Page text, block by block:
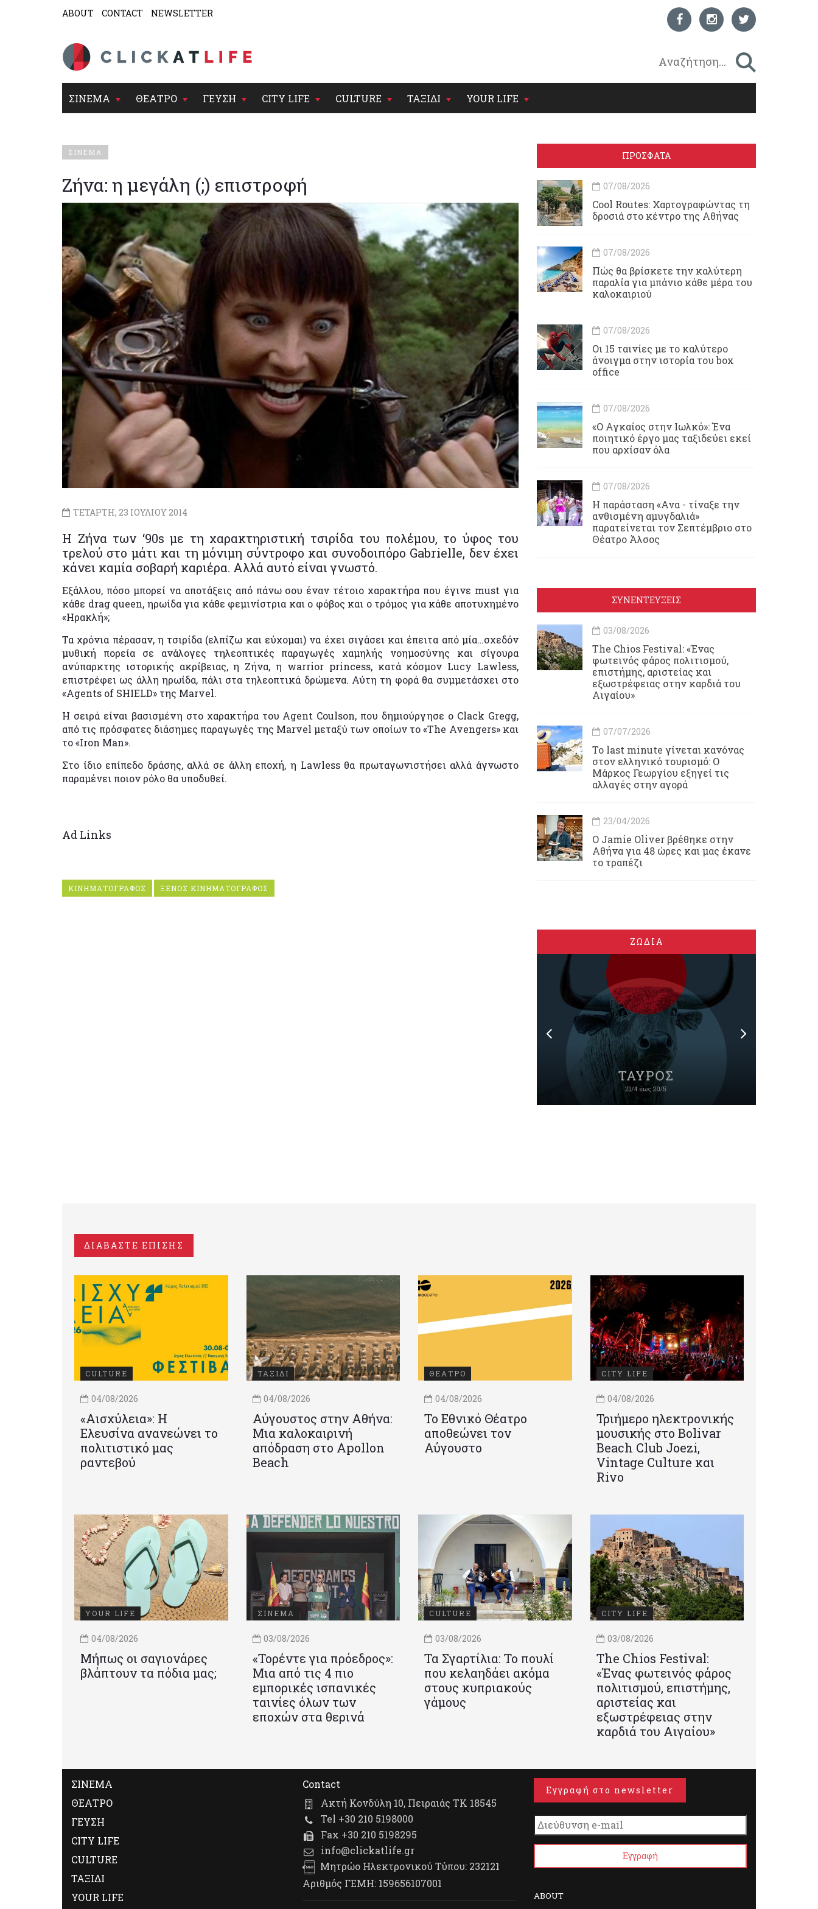
ABOUT CONTACT NEWSLETTER
ΣΙΝΕΜΑ ΘΕΑΤΡΟ ΓΕΥΣΗ CITY LIFE CULTURE ΤΑΞΙΔΙ YOUR LIFE
ΣΙΝΕΜΑ
Ζήνα: η μεγάλη (;) επιστροφή
ΤΕΤΑΡΤΗ, 23 ΙΟΥΛΙΟΥ 2014
Η Ζήνα των ‘90s με τη χαρακτηριστική τσιρίδα του πολέμου, το ύφος του
τρελού στο μάτι και τη μόνιμη σύντροφο και συνοδοιπόρο Gabrielle, δεν έχει
κάνει καμία σοβαρή καριέρα. Αλλά αυτό είναι γνωστό.
Εξάλλου, πόσο μπορεί να αποτάξεις από πάνω σου έναν τέτοιο χαρακτήρα που έγινε must για
κάθε drag queen, ηρωίδα για κάθε φεμινίστρια και ο φόβος και ο τρόμος για κάθε αποτυχημένο
«Ηρακλή»;
Τα χρόνια πέρασαν, η τσιρίδα (ελπίζω και εύχομαι) να έχει σιγάσει και έπειτα από μία…σχεδόν
μυθική πορεία σε ανάλογες τηλεοπτικές παραγωγές χαμηλής νοημοσύνης και σίγουρα
ανύπαρκτης ιστορικής ακρίβειας, η Ζήνα, η warrior princess, κατά κόσμον Lucy Lawless,
επιστρέφει ως άλλη ηρωίδα, πάλι στα τηλεοπτικά δρώμενα. Αύτη τη φορά θα συμμετάσχει στο
«Agents of SHIELD» της Marvel.
Η σειρά είναι βασισμένη στο χαρακτήρα του Agent Coulson, που δημιούργησε ο Clack Gregg,
από τις πρόσφατες διάσημες παραγωγές της Μarvel μεταξύ των οποίων το «The Avengers» και
το «Iron Man».
Στο ίδιο επίπεδο δράσης, αλλά σε άλλη εποχή, η Lawless θα πρωταγωνιστήσει αλλά άγνωστο
παραμένει ποιον ρόλο θα υποδυθεί.
Ad Links
ΚΙΝΗΜΑΤΟΓΡΑΦΟΣ ΞΕΝΟΣ ΚΙΝΗΜΑΤΟΓΡΑΦΟΣ
ΠΡΟΣΦΑΤΑ
07/08/2026
Cool Routes: Χαρτογραφώντας τη
δροσιά στο κέντρο της Αθήνας
07/08/2026
Πώς θα βρίσκετε την καλύτερη
παραλία για μπάνιο κάθε μέρα του
καλοκαιριού
07/08/2026
Οι 15 ταινίες με το καλύτερο
άνοιγμα στην ιστορία του box
office
07/08/2026
«Ο Αγκαίος στην Ιωλκό»: Ένα
ποιητικό έργο μας ταξιδεύει εκεί
που αρχίσαν όλα
07/08/2026
Η παράσταση «Ανα - τίναξε την
ανθισμένη αμυγδαλιά»
παρατείνεται τον Σεπτέμβριο στο
Θέατρο Άλσος
ΣΥΝΕΝΤΕΥΞΕΙΣ
03/08/2026
Τhe Chios Festival: «Ένας
φωτεινός φάρος πολιτισμού,
επιστήμης, αριστείας και
εξωστρέφειας στην καρδιά του
Αιγαίου»
07/07/2026
Το last minute γίνεται κανόνας
στον ελληνικό τουρισμό: Ο
Μάρκος Γεωργίου εξηγεί τις
αλλαγές στην αγορά
23/04/2026
Ο Jamie Oliver βρέθηκε στην
Αθήνα για 48 ώρες και μας έκανε
το τραπέζι
ΖΩΔΙΑ
ΔΙΑΒΑΣΤΕ ΕΠΙΣΗΣ
CULTURE
04/08/2026
«Αισχύλεια»: Η
Ελευσίνα ανανεώνει το
πολιτιστικό μας
ραντεβού
ΤΑΞΙΔΙ
04/08/2026
Αύγουστος στην Αθήνα:
Μια καλοκαιρινή
απόδραση στο Apollon
Beach
ΘΕΑΤΡΟ
04/08/2026
Το Εθνικό Θέατρο
αποθεώνει τον
Αύγουστο
CITY LIFE
04/08/2026
Τριήμερο ηλεκτρονικής
μουσικής στο Bolivar
Beach Club Joezi,
Vintage Culture και
Rivo
YOUR LIFE
04/08/2026
Μήπως οι σαγιονάρες
βλάπτουν τα πόδια μας;
ΣΙΝΕΜΑ
03/08/2026
«Τορέντε για πρόεδρος»:
Mια από τις 4 πιο
εμπορικές ισπανικές
ταινίες όλων των
εποχών στα θερινά
CULTURE
03/08/2026
Τα Σγαρτίλια: Το πουλί
που κελαηδάει ακόμα
στους κυπριακούς
γάμους
CITY LIFE
03/08/2026
Τhe Chios Festival:
«Ένας φωτεινός φάρος
πολιτισμού, επιστήμης,
αριστείας και
εξωστρέφειας στην
καρδιά του Αιγαίου»
ΣΙΝΕΜΑ
ΘΕΑΤΡΟ
ΓΕΥΣΗ
CITY LIFE
CULTURE
ΤΑΞΙΔΙ
YOUR LIFE
Contact
Ακτή Κονδύλη 10, Πειραιάς ΤΚ 18545
Tel +30 210 5198000
Fax +30 210 5198295
info@clickatlife.gr
Μητρώο Ηλεκτρονικού Τύπου: 232121
Αριθμός ΓΕΜΗ: 159656107001
Εγγραφή στο newsletter
ABOUT